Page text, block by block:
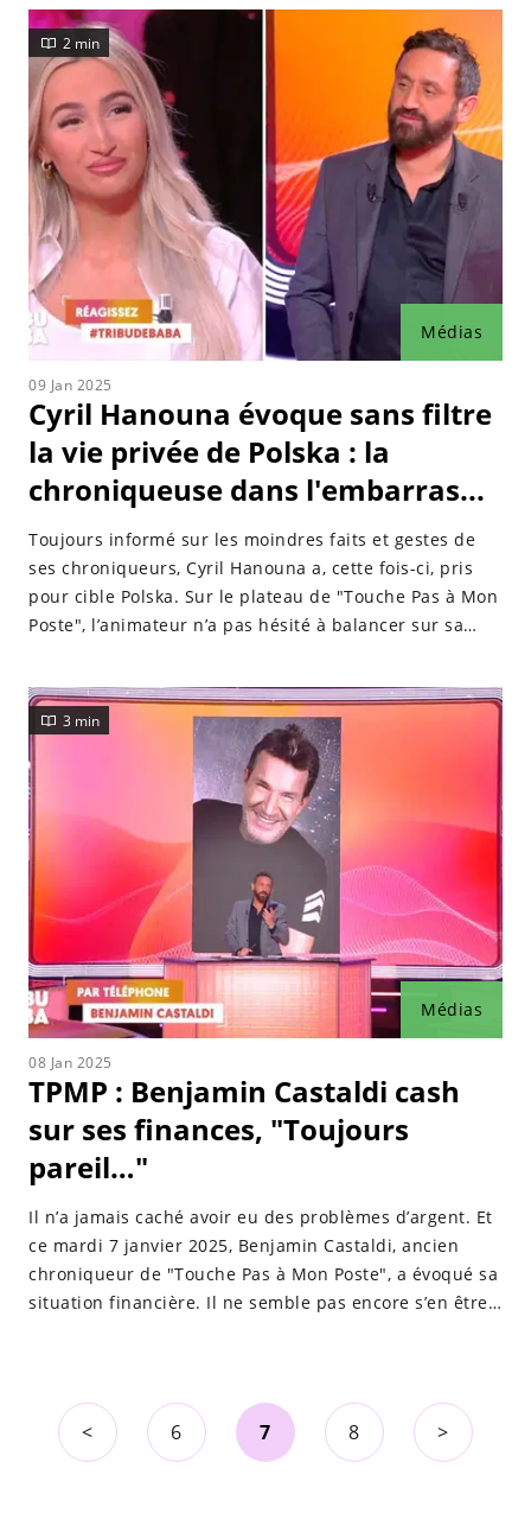
Médias
2 min
09 Jan 2025
Cyril Hanouna évoque sans filtre
la vie privée de Polska : la
chroniqueuse dans l'embarras...
Toujours informé sur les moindres faits et gestes de
ses chroniqueurs, Cyril Hanouna a, cette fois-ci, pris
pour cible Polska. Sur le plateau de "Touche Pas à Mon
Poste", l’animateur n’a pas hésité à balancer sur sa
Médias
3 min
08 Jan 2025
TPMP : Benjamin Castaldi cash
sur ses finances, "Toujours
pareil…"
Il n’a jamais caché avoir eu des problèmes d’argent. Et
ce mardi 7 janvier 2025, Benjamin Castaldi, ancien
chroniqueur de "Touche Pas à Mon Poste", a évoqué sa
situation financière. Il ne semble pas encore s’en être
< 6 7 8 >